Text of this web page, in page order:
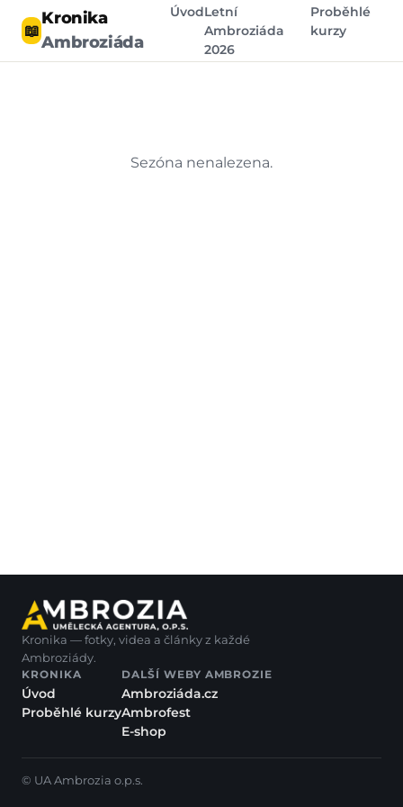
📖
Kronika
Ambroziáda
ÚvodLetní
Ambroziáda
2026
Proběhlé
kurzy
Sezóna nenalezena.
Kronika — fotky, videa a články z každé
Ambroziády.
KRONIKA
Úvod
Proběhlé kurzy
DALŠÍ WEBY AMBROZIE
Ambroziáda.cz
Ambrofest
E-shop
© UA Ambrozia o.p.s.